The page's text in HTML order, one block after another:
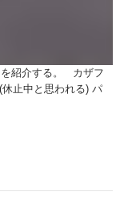
を紹介する。 カザフ
止中と思われる) パ